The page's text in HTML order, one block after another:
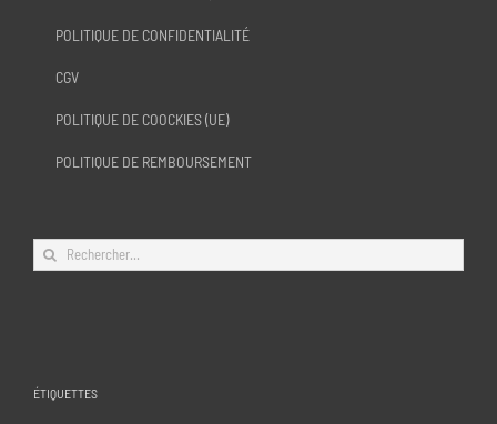
POLITIQUE DE CONFIDENTIALITÉ
CGV
POLITIQUE DE COOCKIES (UE)
POLITIQUE DE REMBOURSEMENT
Rechercher:
ÉTIQUETTES